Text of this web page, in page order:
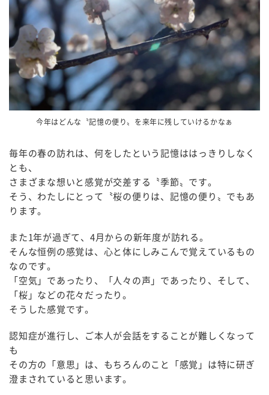
今年はどんな〝記憶の便り〟を来年に残していけるかなぁ
毎年の春の訪れは、何をしたという記憶ははっきりしなく
とも、
さまざまな想いと感覚が交差する〝季節〟です。
そう、わたしにとって〝桜の便りは、記憶の便り〟でもあ
ります。
また1年が過ぎて、4月からの新年度が訪れる。
そんな恒例の感覚は、心と体にしみこんで覚えているもの
なのです。
「空気」であったり、「人々の声」であったり、そして、
「桜」などの花々だったり。
そうした感覚です。
認知症が進行し、ご本人が会話をすることが難しくなって
も
その方の「意思」は、もちろんのこと「感覚」は特に研ぎ
澄まされていると思います。